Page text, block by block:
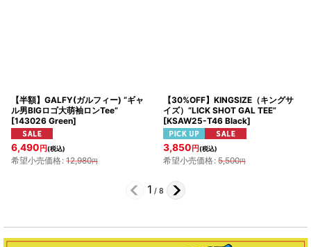
【半額】GALFY(ガルフィー) “ギャ
ル男BIGロゴ大萌袖ロンTee”
[143026 Green]
6,490 円(税込)
希望小売価格: 12,980円
【30%OFF】KINGSIZE（キングサ
イズ）“LICK SHOT GAL TEE”
[KSAW25-T46 Black]
3,850 円(税込)
希望小売価格: 5,500円
1 / 8